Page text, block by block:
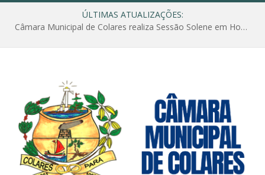
ÚLTIMAS ATUALIZAÇÕES:
Câmara Municipal de Colares realiza Sessão Solene em Homenagem ao Dia das Mães